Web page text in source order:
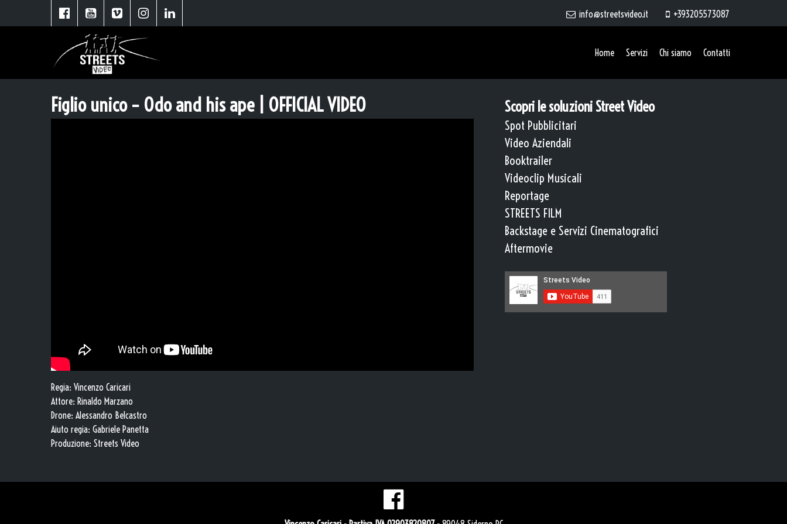
+393205573087
info@streetsvideo.it
Home Servizi Chi siamo Contatti
Figlio unico – Odo and his ape | OFFICIAL VIDEO
Regia: Vincenzo Caricari
Attore: Rinaldo Marzano
Drone: Alessandro Belcastro
Aiuto regia: Gabriele Panetta
Produzione: Streets Video
Scopri le soluzioni Street Video
Spot Pubblicitari
Video Aziendali
Booktrailer
Videoclip Musicali
Reportage
STREETS FILM
Backstage e Servizi Cinematografici
Aftermovie